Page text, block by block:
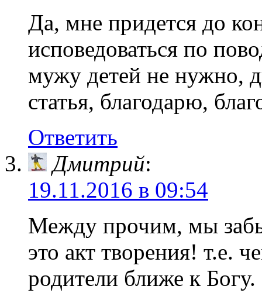
Да, мне придется до
исповедоваться по
мужу детей не нужно,
статья, благодарю,
Ответить
Дмитрий:
19.11.2016 в 09:54
Между прочим, мы
это акт творения! т.е.
родители ближе к Богу.